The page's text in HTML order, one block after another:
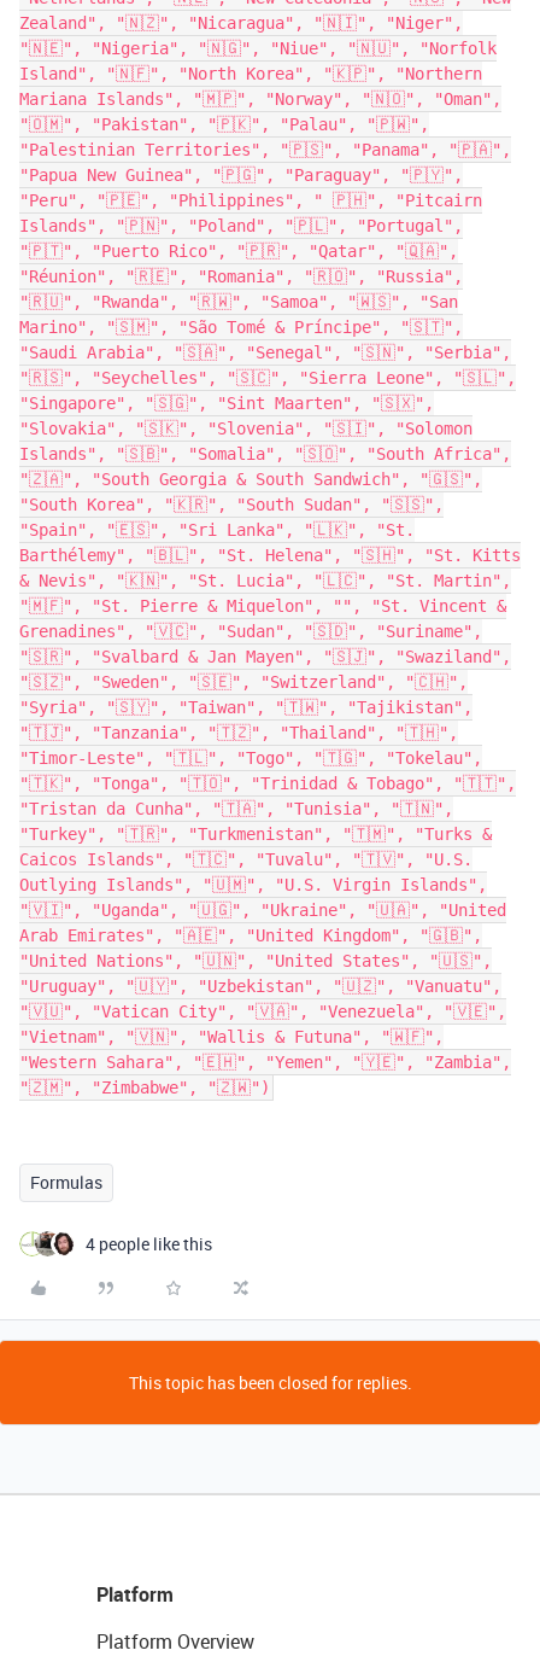
Zealand", "🇳🇿", "Nicaragua", "🇳🇮", "Niger",
"🇳🇪", "Nigeria", "🇳🇬", "Niue", "🇳🇺", "Norfolk
Island", "🇳🇫", "North Korea", "🇰🇵", "Northern
Mariana Islands", "🇲🇵", "Norway", "🇳🇴", "Oman",
"🇴🇲", "Pakistan", "🇵🇰", "Palau", "🇵🇼",
"Palestinian Territories", "🇵🇸", "Panama", "🇵🇦",
"Papua New Guinea", "🇵🇬", "Paraguay", "🇵🇾",
"Peru", "🇵🇪", "Philippines", " 🇵🇭", "Pitcairn
Islands", "🇵🇳", "Poland", "🇵🇱", "Portugal",
"🇵🇹", "Puerto Rico", "🇵🇷", "Qatar", "🇶🇦",
"Réunion", "🇷🇪", "Romania", "🇷🇴", "Russia",
"🇷🇺", "Rwanda", "🇷🇼", "Samoa", "🇼🇸", "San
Marino", "🇸🇲", "São Tomé & Príncipe", "🇸🇹",
"Saudi Arabia", "🇸🇦", "Senegal", "🇸🇳", "Serbia",
"🇷🇸", "Seychelles", "🇸🇨", "Sierra Leone", "🇸🇱",
"Singapore", "🇸🇬", "Sint Maarten", "🇸🇽",
"Slovakia", "🇸🇰", "Slovenia", "🇸🇮", "Solomon
Islands", "🇸🇧", "Somalia", "🇸🇴", "South Africa",
"🇿🇦", "South Georgia & South Sandwich", "🇬🇸",
"South Korea", "🇰🇷", "South Sudan", "🇸🇸",
"Spain", "🇪🇸", "Sri Lanka", "🇱🇰", "St.
Barthélemy", "🇧🇱", "St. Helena", "🇸🇭", "St. Kitts
& Nevis", "🇰🇳", "St. Lucia", "🇱🇨", "St. Martin",
"🇲🇫", "St. Pierre & Miquelon", " ", "St. Vincent &
Grenadines", "🇻🇨", "Sudan", "🇸🇩", "Suriname",
"🇸🇷", "Svalbard & Jan Mayen", "🇸🇯", "Swaziland",
"🇸🇿", "Sweden", "🇸🇪", "Switzerland", "🇨🇭",
"Syria", "🇸🇾", "Taiwan", "🇹🇼", "Tajikistan",
"🇹🇯", "Tanzania", "🇹🇿", "Thailand", "🇹🇭",
"Timor-Leste", "🇹🇱", "Togo", "🇹🇬", "Tokelau",
"🇹🇰", "Tonga", "🇹🇴", "Trinidad & Tobago", "🇹🇹",
"Tristan da Cunha", "🇹🇦", "Tunisia", "🇹🇳",
"Turkey", "🇹🇷", "Turkmenistan", "🇹🇲", "Turks &
Caicos Islands", "🇹🇨", "Tuvalu", "🇹🇻", "U.S.
Outlying Islands", "🇺🇲", "U.S. Virgin Islands",
"🇻🇮", "Uganda", "🇺🇬", "Ukraine", "🇺🇦", "United
Arab Emirates", "🇦🇪", "United Kingdom", "🇬🇧",
"United Nations", "🇺🇳", "United States", "🇺🇸",
"Uruguay", "🇺🇾", "Uzbekistan", "🇺🇿", "Vanuatu",
"🇻🇺", "Vatican City", "🇻🇦", "Venezuela", "🇻🇪",
"Vietnam", "🇻🇳", "Wallis & Futuna", "🇼🇫",
"Western Sahara", "🇪🇭", "Yemen", "🇾🇪", "Zambia",
"🇿🇲", "Zimbabwe", "🇿🇼")
Formulas
4 people like this
This topic has been closed for replies.
Platform
Platform Overview